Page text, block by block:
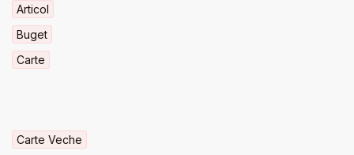
Articol
Buget
Carte
Carte Veche